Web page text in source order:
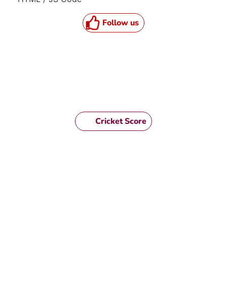
Follow us
Cricket Score